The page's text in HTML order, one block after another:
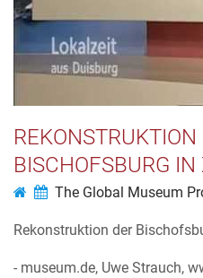
REKONSTRUKTION
BISCHOFSBURG
The Global Museum
Rekonstruktion der
- museum.de, Uwe Strauch,